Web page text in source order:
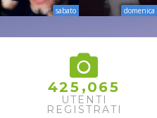
sabato domenica
425 ,065
UTENTI
REGISTRATI